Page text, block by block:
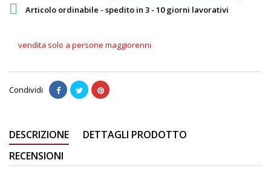
 Articolo ordinabile - spedito in 3 - 10 giorni lavorativi
vendita solo a persone maggiorenni
Condividi
DESCRIZIONE
DETTAGLI PRODOTTO
RECENSIONI